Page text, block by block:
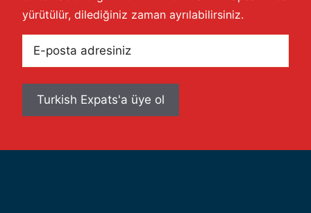
yürütülür, dilediğiniz zaman ayrılabilirsiniz.
posta